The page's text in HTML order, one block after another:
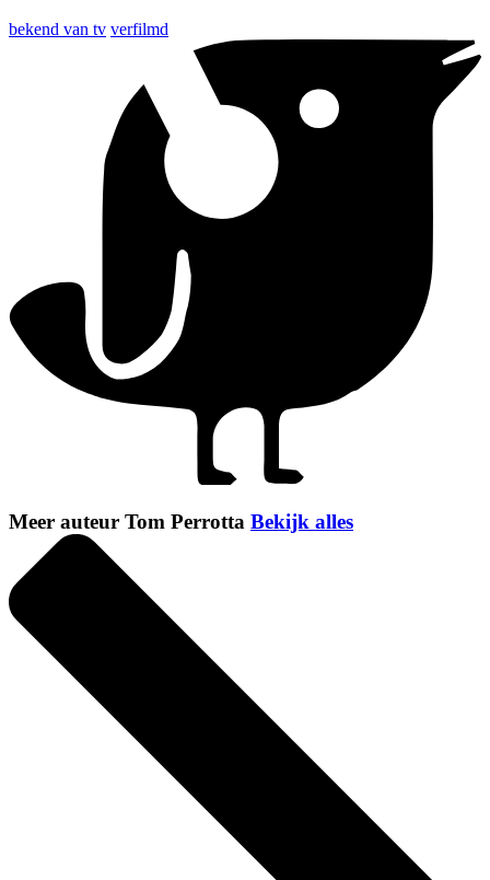
bekend van tv verfilmd
Meer auteur Tom Perrotta Bekijk alles